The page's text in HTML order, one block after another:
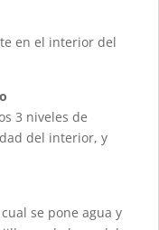
en el interior del
3 niveles de
del interior, y
se pone agua y